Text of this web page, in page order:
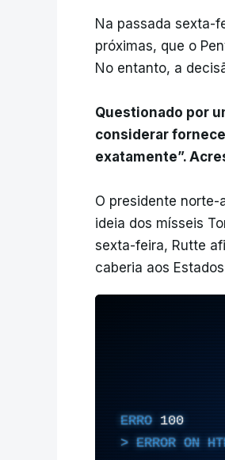
Na passada sexta-
próximas, que o
No entanto, a
Questionado por
considerar
exatamente”.
O presidente norte-
ideia dos mísseis
sexta-feira, Rutte
caberia aos
ERRO 100
ERROR ON